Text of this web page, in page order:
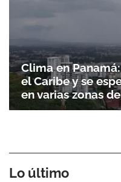
Clima en
el Caribe y se
en varias zonas
Lo último